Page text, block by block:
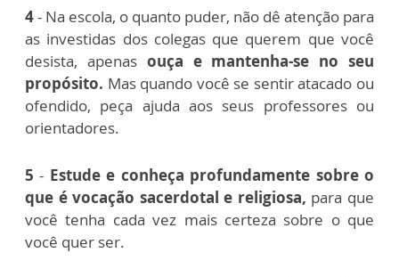
4- Na escola, o quanto puder, não dê atenção para
as investidas dos colegas que querem que você
desista, apenasouça e mantenha-se no seu
propósito. Mas quando você se sentir atacado ou
ofendido, peça ajuda aos seus professores ou
orientadores.
5- Estude e conheça profundamente sobre o
que é vocação sacerdotal e religiosa, para que
você tenha cada vez mais certeza sobre o que
você quer ser.